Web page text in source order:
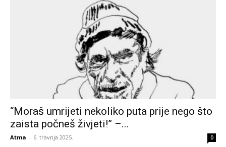
“Moraš umrijeti nekoliko puta prije nego što
zaista počneš živjeti!” –...
Atma - 6. travnja 2025. 0